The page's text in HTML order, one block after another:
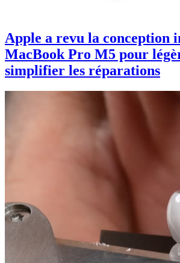
Apple a revu la conception
MacBook Pro M5 pour
simplifier les réparations